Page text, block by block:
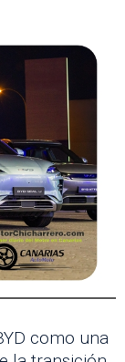
como una